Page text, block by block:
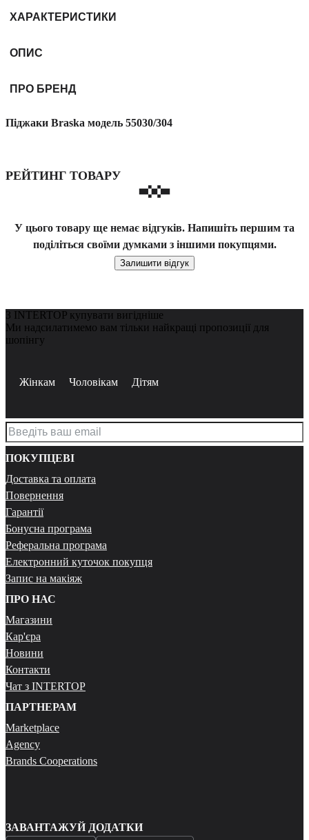
ХАРАКТЕРИСТИКИ
ОПИС
ПРО БРЕНД
Піджаки Braska модель 55030/304
РЕЙТИНГ ТОВАРУ
У цього товару ще немає відгуків. Напишіть першим та
поділіться своїми думками з іншими покупцями.
Залишити відгук
З INTERTOP купувати вигідніше
Ми надсилатимемо вам тільки найкращі пропозиції для
шопінгу
Жінкам Чоловікам Дітям
ПОКУПЦЕВІ
Доставка та оплата
Повернення
Гарантії
Бонусна програма
Реферальна програма
Електронний куточок покупця
Запис на макіяж
ПРО НАС
Магазини
Кар'єра
Новини
Контакти
Чат з INTERTOP
ПАРТНЕРАМ
Marketplace
Agency
Brands Cooperations
ЗАВАНТАЖУЙ ДОДАТКИ